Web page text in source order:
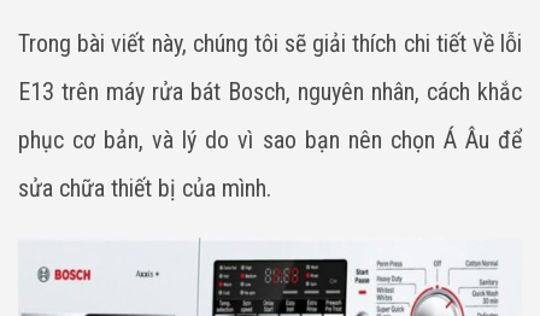
Trong bài viết này, chúng tôi sẽ giải thích chi tiết về lỗi
E13 trên máy rửa bát Bosch, nguyên nhân, cách khắc
phục cơ bản, và lý do vì sao bạn nên chọn Á Âu để
sửa chữa thiết bị của mình.